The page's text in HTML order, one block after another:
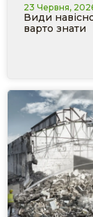
23 Червня,
Види
варто знати